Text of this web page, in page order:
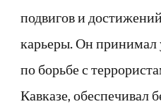
подвигов и
карьеры. Он принимал
по борьбе с
Кавказе, обеспечивал